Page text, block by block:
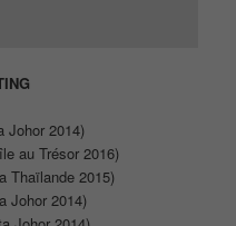
Johor 2014)
au Trésor 2016)
Thaïlande 2015)
Johor 2014)